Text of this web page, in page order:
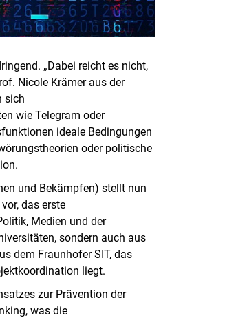
„Dabei reicht es nicht,
Nicole Krämer aus der
sich
wie Telegram oder
ideale Bedingungen
oder politische
und Bekämpfen) stellt nun
das erste
Medien und der
sondern auch aus
dem Fraunhofer SIT, das
liegt.
zur Prävention der
was die